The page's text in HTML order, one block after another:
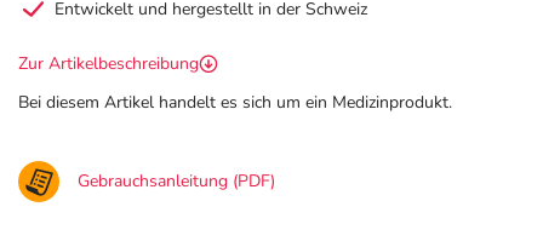
Entwickelt und hergestellt in der Schweiz
Zur Artikelbeschreibung
Bei diesem Artikel handelt es sich um ein Medizinprodukt.
Gebrauchsanleitung (PDF)